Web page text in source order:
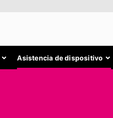
Asistencia de dispositivo